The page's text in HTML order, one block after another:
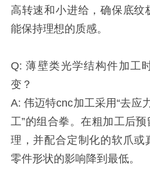
高转速和小进给，确保底纹
能保持理想的质感。
Q: 薄壁类光学结构件加工
变？
A: 伟迈特cnc加工采用“去应
工”的组合拳。在粗加工后
理，并配合定制化的软爪或
零件形状的影响降到最低。